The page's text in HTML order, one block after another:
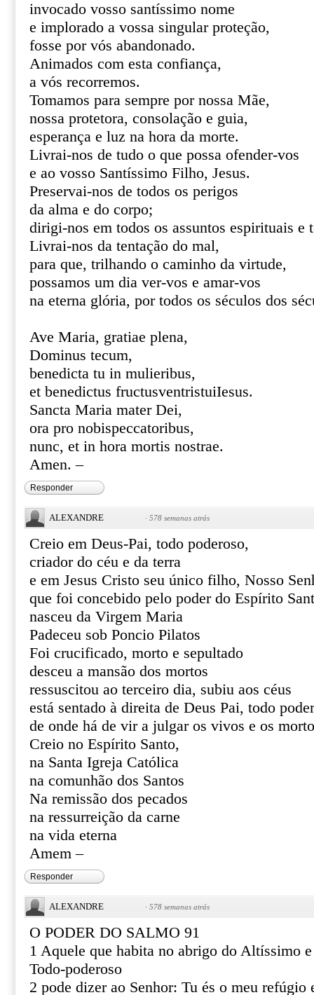
invocado vosso santíssimo nome
e implorado a vossa singular proteção,
fosse por vós abandonado.
Animados com esta confiança,
a vós recorremos.
Tomamos para sempre por nossa Mãe,
nossa protetora, consolação e guia,
esperança e luz na hora da morte.
Livrai-nos de tudo o que possa ofender-vos
e ao vosso Santíssimo Filho, Jesus.
Preservai-nos de todos os perigos
da alma e do corpo;
dirigi-nos em todos os assuntos espirituais e
Livrai-nos da tentação do mal,
para que, trilhando o caminho da virtude,
possamos um dia ver-vos e amar-vos
na eterna glória, por todos os séculos dos
Ave Maria, gratiae plena,
Dominus tecum,
benedicta tu in mulieribus,
et benedictus fructusventristuiIesus.
Sancta Maria mater Dei,
ora pro nobispeccatoribus,
nunc, et in hora mortis nostrae.
Amen. –
Responder
ALEXANDRE · 578 semanas atrás
Creio em Deus-Pai, todo poderoso,
criador do céu e da terra
e em Jesus Cristo seu único filho, Nosso
que foi concebido pelo poder do Espírito
nasceu da Virgem Maria
Padeceu sob Poncio Pilatos
Foi crucificado, morto e sepultado
desceu a mansão dos mortos
ressuscitou ao terceiro dia, subiu aos céus
está sentado à direita de Deus Pai, todo
de onde há de vir a julgar os vivos e os
Creio no Espírito Santo,
na Santa Igreja Católica
na comunhão dos Santos
Na remissão dos pecados
na ressurreição da carne
na vida eterna
Amem –
Responder
ALEXANDRE · 578 semanas atrás
O PODER DO SALMO 91
1 Aquele que habita no abrigo do Altíssimo
Todo-poderoso
2 pode dizer ao Senhor: Tu és o meu refúgio